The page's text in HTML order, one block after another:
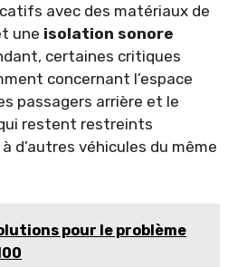
avec des matériaux de
une isolation sonore
certaines critiques
concernant l’espace
passagers arrière et le
restent restreints
d’autres véhicules du même
pour le problème